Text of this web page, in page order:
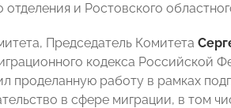
и Ростовского
Председатель Комитета
кодекса Российской
проделанную работу в рамках
в сфере миграции, в том